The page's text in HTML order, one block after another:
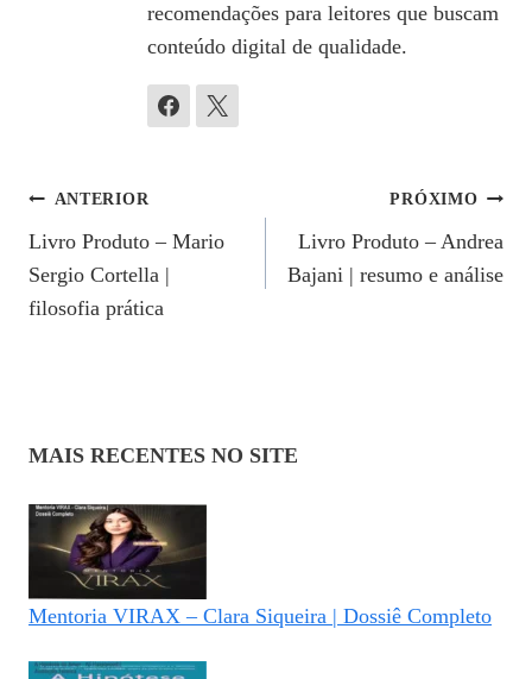
recomendações para leitores que buscam
conteúdo digital de qualidade.
Navegação
De
Post
ANTERIOR
Livro Produto – Mario
Sergio Cortella |
filosofia prática
PRÓXIMO
Livro Produto – Andrea
Bajani | resumo e análise
MAIS RECENTES NO SITE
Mentoria VIRAX – Clara Siqueira | Dossiê Completo